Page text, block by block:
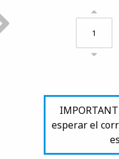
esperar el